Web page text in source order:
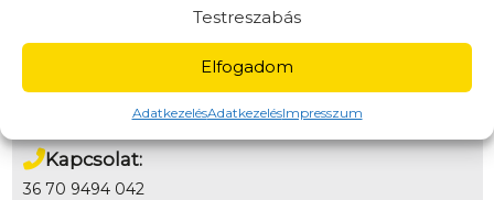
Elfogadom
Testreszabás
AdatkezelésAdatkezelésImpresszum
Fizetés
Online bankkártya, Utánvét (kártya/készpénz az étel
átvételekor)
Kapcsolat:
36 70 9494 042